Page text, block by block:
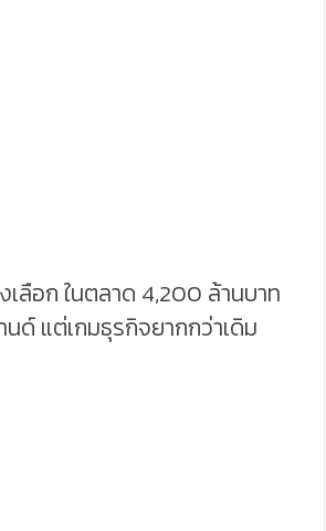
ลือก ในตลาด 4,200 ล้านบาท
ด์ แต่เกมธุรกิจยากกว่าเดิม